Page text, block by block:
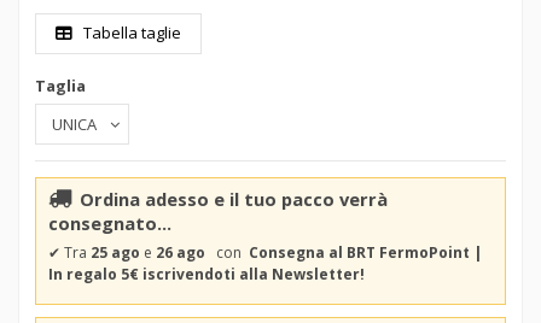
Tabella taglie
Taglia
Ordina adesso e il tuo pacco verrà
consegnato...
✔ Tra 25 ago e 26 ago con Consegna al BRT FermoPoint |
In regalo 5€ iscrivendoti alla Newsletter!